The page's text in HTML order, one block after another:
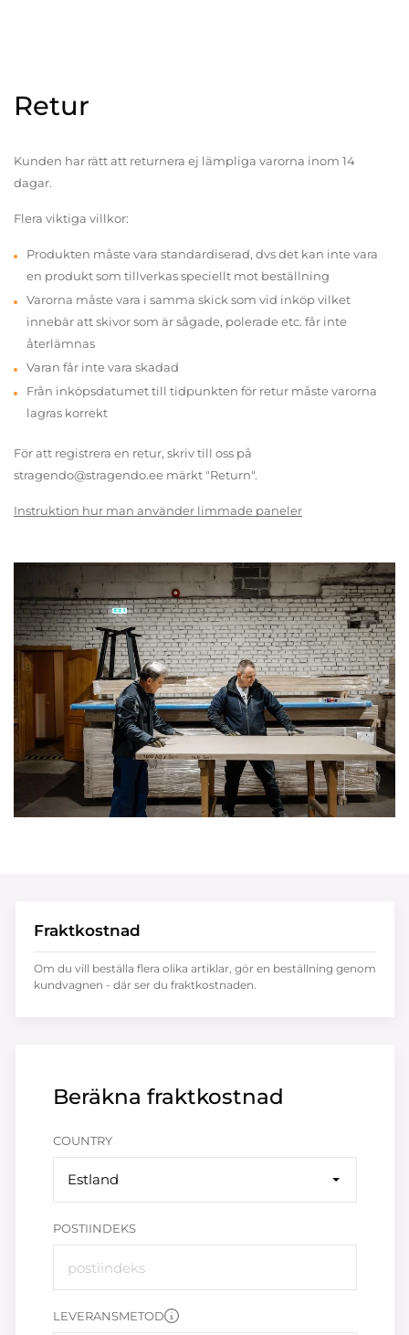
Retur
Kunden har rätt att returnera ej lämpliga varorna inom 14
dagar.
Flera viktiga villkor:
Produkten måste vara standardiserad, dvs det kan inte vara
en produkt som tillverkas speciellt mot beställning
Varorna måste vara i samma skick som vid inköp vilket
innebär att skivor som är sågade, polerade etc. får inte
återlämnas
Varan får inte vara skadad
Från inköpsdatumet till tidpunkten för retur måste varorna
lagras korrekt
För att registrera en retur, skriv till oss på
stragendo@stragendo.ee märkt "Return".
Instruktion hur man använder limmade paneler
Beräkna fraktkostnad
COUNTRY
Estland
POSTIINDEKS
LEVERANSMETOD
Fraktkostnad
Om du vill beställa flera olika artiklar, gör en beställning genom
kundvagnen - där ser du fraktkostnaden.